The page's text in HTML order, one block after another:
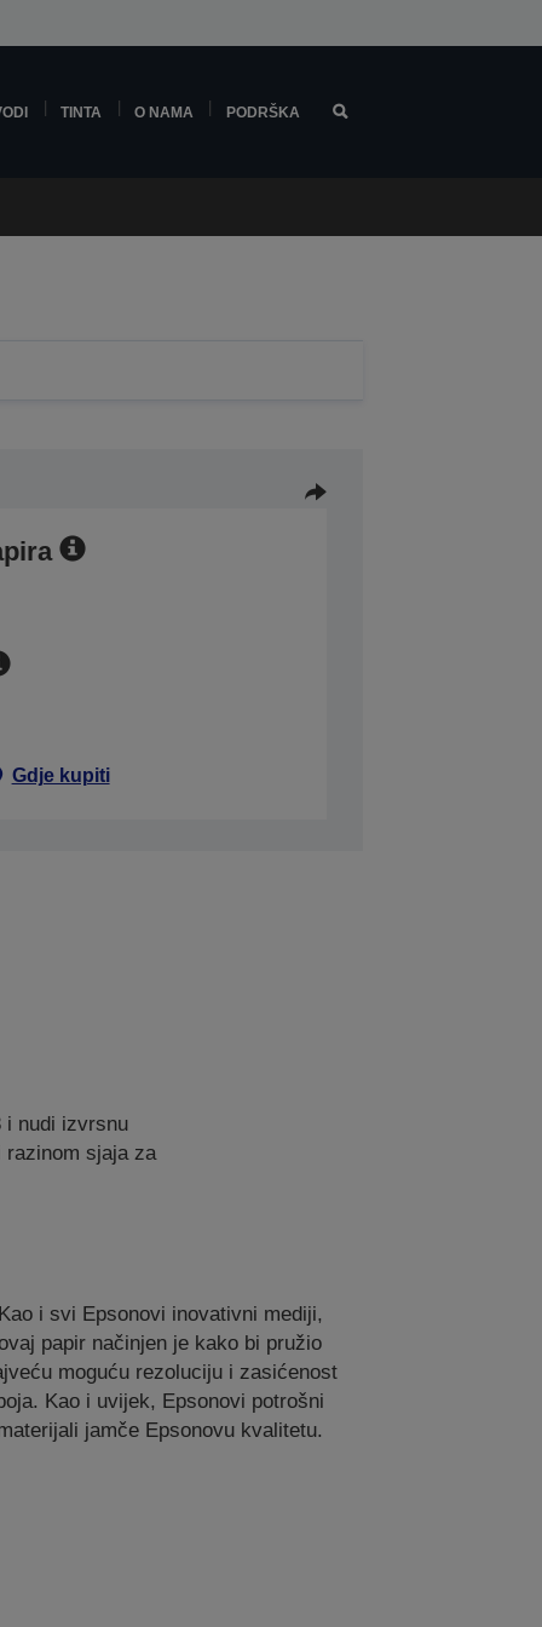
TINTA O NAMA PODRŠKA
Gdje kupiti
i nudi izvrsnu
razinom sjaja za
Kao i svi Epsonovi inovativni mediji,
papir načinjen je kako bi pružio
moguću rezoluciju i zasićenost
Kao i uvijek, Epsonovi potrošni
jamče Epsonovu kvalitetu.